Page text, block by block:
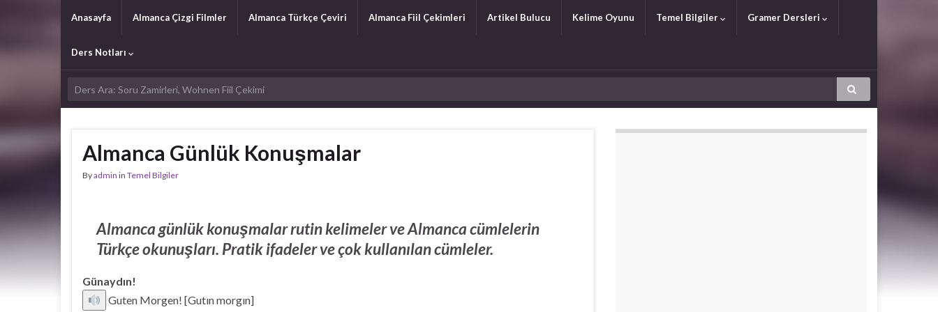
Anasayfa Almanca Çizgi Filmler Almanca Türkçe Çeviri Almanca Fiil Çekimleri Artikel Bulucu Kelime Oyunu Temel Bilgiler Gramer Dersleri
Ders Notları
Almanca Günlük Konuşmalar
Byadmin in Temel Bilgiler
Almanca günlük konuşmalar rutin kelimeler ve Almanca cümlelerin
Türkçe okunuşları. Pratik ifadeler ve çok kullanılan cümleler.
Günaydın!
Guten Morgen! [Gutın morgın]